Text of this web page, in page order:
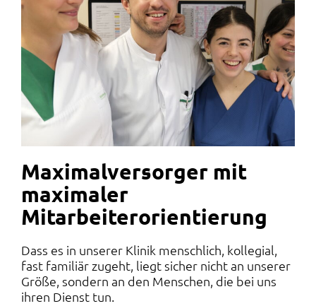
Maximalversorger mit
maximaler
Mitarbeiterorientierung
Dass es in unserer Klinik menschlich, kollegial,
fast familiär zugeht, liegt sicher nicht an unserer
Größe, sondern an den Menschen, die bei uns
ihren Dienst tun.